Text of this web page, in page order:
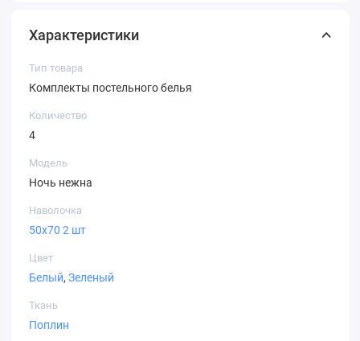
Гладить с изнанки при температуре не выше 110
Характеристики
Тип товара
Комплекты постельного белья
Количество
4
Модель
Ночь нежна
Наволочка
50х70 2 шт
Цвет
Белый, Зеленый
Ткань
Поплин